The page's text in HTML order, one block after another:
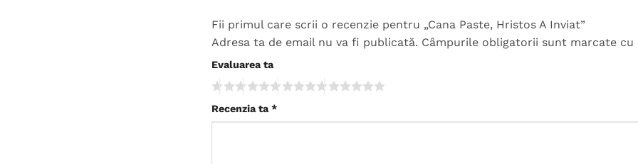
Fii primul care scrii o recenzie pentru „Cana Paste, Hristos A Inviat”
Adresa ta de email nu va fi publicată. Câmpurile obligatorii sunt marcate cu
Evaluarea ta
Recenzia ta *